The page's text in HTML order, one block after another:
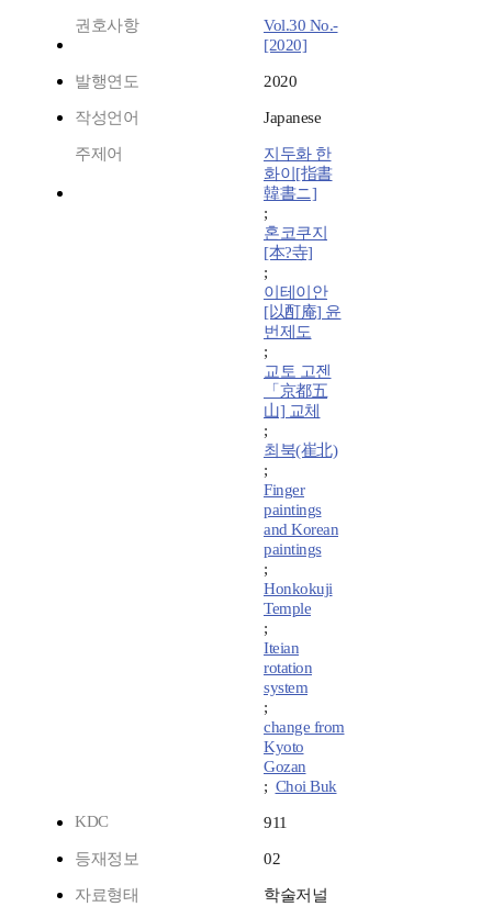
권호사항
Vol.30 No.-
[2020]
발행연도 2020
작성언어 Japanese
주제어
지두화 한
화이[指書
韓書ニ]
;
혼코쿠지
[本?寺]
;
이테이안
[以酊庵] 윤
번제도
;
교토 고젠
「京都五
山] 교체
;
최북(崔北)
;
Finger
paintings
and Korean
paintings
;
Honkokuji
Temple
;
Iteian
rotation
system
;
change from
Kyoto
Gozan
; Choi Buk
KDC
911
등재정보 02
자료형태 학술저널